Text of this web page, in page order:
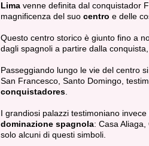
Lima venne definita dal conquistador
magnificenza del suo centro e delle
Questo centro storico è giunto fino a
dagli spagnoli a partire dalla
Passeggiando lungo le vie del centro
San Francesco, Santo Domingo,
conquistadores.
I grandiosi palazzi testimoniano
dominazione spagnola: Casa Aliaga,
solo alcuni di questi simboli.